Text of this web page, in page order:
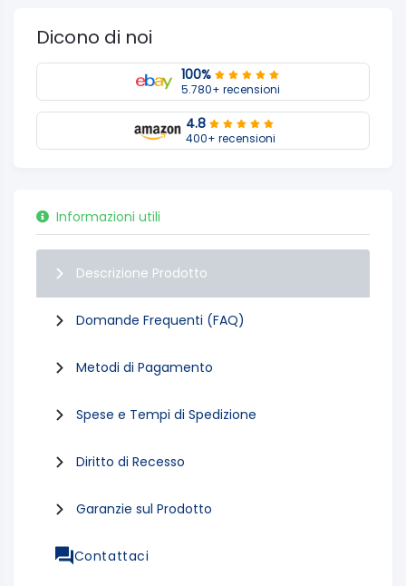
Dicono di noi
100%
5.780+ recensioni
4.8
400+ recensioni
Informazioni utili
Descrizione Prodotto
Domande Frequenti (FAQ)
Metodi di Pagamento
Spese e Tempi di Spedizione
Diritto di Recesso
Garanzie sul Prodotto
Contattaci